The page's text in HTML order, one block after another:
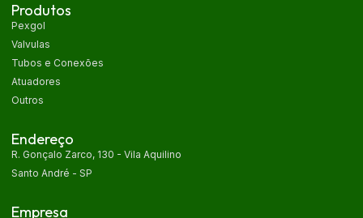
Produtos
Pexgol
Valvulas
Tubos e Conexões
Atuadores
Outros
Empresa
Endereço
R. Gonçalo Zarco, 130 - Vila Aquilino
Santo André - SP